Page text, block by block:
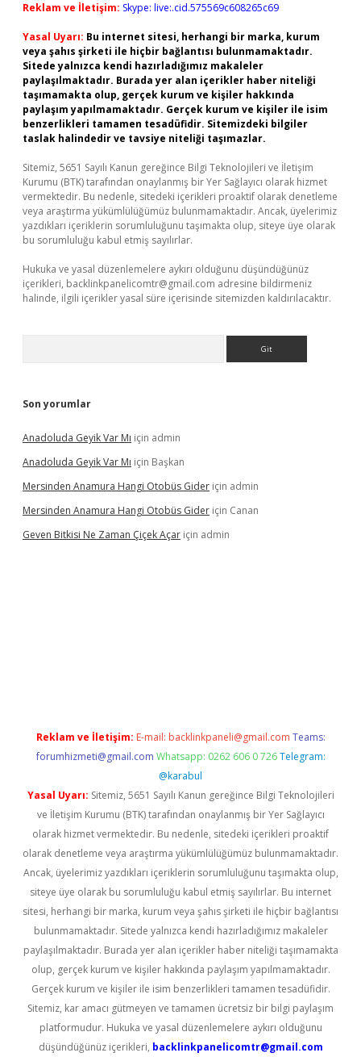
Reklam ve İletişim: Skype: live:.cid.575569c608265c69
Yasal Uyarı: Bu internet sitesi, herhangi bir marka, kurum
veya şahıs şirketi ile hiçbir bağlantısı bulunmamaktadır.
Sitede yalnızca kendi hazırladığımız makaleler
paylaşılmaktadır. Burada yer alan içerikler haber niteliği
taşımamakta olup, gerçek kurum ve kişiler hakkında
paylaşım yapılmamaktadır. Gerçek kurum ve kişiler ile isim
benzerlikleri tamamen tesadüfidir. Sitemizdeki bilgiler
taslak halindedir ve tavsiye niteliği taşımazlar.
Sitemiz, 5651 Sayılı Kanun gereğince Bilgi Teknolojileri ve İletişim
Kurumu (BTK) tarafından onaylanmış bir Yer Sağlayıcı olarak hizmet
vermektedir. Bu nedenle, sitedeki içerikleri proaktif olarak denetleme
veya araştırma yükümlülüğümüz bulunmamaktadır. Ancak, üyelerimiz
yazdıkları içeriklerin sorumluluğunu taşımakta olup, siteye üye olarak
bu sorumluluğu kabul etmiş sayılırlar.
Hukuka ve yasal düzenlemelere aykırı olduğunu düşündüğünüz
içerikleri, backlinkpanelicomtr@gmail.com adresine bildirmeniz
halinde, ilgili içerikler yasal süre içerisinde sitemizden kaldırılacaktır.
Son yorumlar
Anadoluda Geyik Var Mı için admin
Anadoluda Geyik Var Mı için Başkan
Mersinden Anamura Hangi Otobüs Gider için admin
Mersinden Anamura Hangi Otobüs Gider için Canan
Geven Bitkisi Ne Zaman Çiçek Açar için admin
Reklam ve İletişim: E-mail: backlinkpaneli@gmail.com Teams:
forumhizmeti@gmail.com Whatsapp: 0262 606 0 726 Telegram:
@karabul
Yasal Uyarı: Sitemiz, 5651 Sayılı Kanun gereğince Bilgi Teknolojileri
ve İletişim Kurumu (BTK) tarafından onaylanmış bir Yer Sağlayıcı
olarak hizmet vermektedir. Bu nedenle, sitedeki içerikleri proaktif
olarak denetleme veya araştırma yükümlülüğümüz bulunmamaktadır.
Ancak, üyelerimiz yazdıkları içeriklerin sorumluluğunu taşımakta olup,
siteye üye olarak bu sorumluluğu kabul etmiş sayılırlar. Bu internet
sitesi, herhangi bir marka, kurum veya şahıs şirketi ile hiçbir bağlantısı
bulunmamaktadır. Sitede yalnızca kendi hazırladığımız makaleler
paylaşılmaktadır. Burada yer alan içerikler haber niteliği taşımamakta
olup, gerçek kurum ve kişiler hakkında paylaşım yapılmamaktadır.
Gerçek kurum ve kişiler ile isim benzerlikleri tamamen tesadüfidir.
Sitemiz, kar amacı gütmeyen ve tamamen ücretsiz bir bilgi paylaşım
platformudur. Hukuka ve yasal düzenlemelere aykırı olduğunu
düşündüğünüz içerikleri, backlinkpanelicomtr@gmail.com